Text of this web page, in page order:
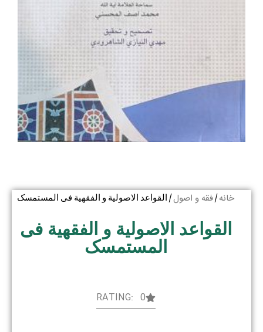
خانه/ فقه و اصول/ القواعد الاصولیة و الفقهیة فی المستمسک
القواعد الاصولیة و الفقهیة فی
المستمسک
RATING: 0